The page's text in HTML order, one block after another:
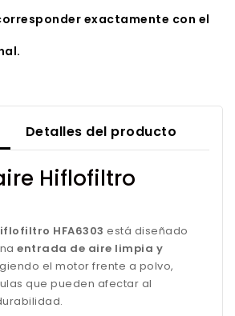
exactamente con el
Detalles del producto
Hiflofiltro
HFA6303 está diseñado
entrada de aire limpia y
el motor frente a polvo,
que pueden afectar al